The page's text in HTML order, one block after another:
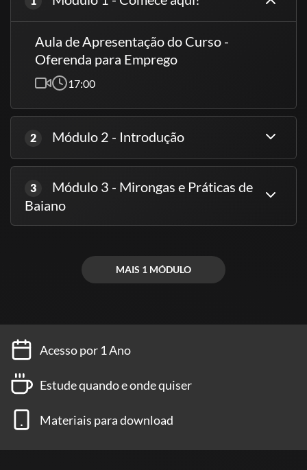
Aula de Apresentação do Curso -
Oferenda para Emprego
17:00
2 Módulo 2 - Introdução
3
Módulo 3 - Mirongas e Práticas de
Baiano
MAIS 1 MÓDULO
Acesso por 1 Ano
Estude quando e onde quiser
Materiais para download